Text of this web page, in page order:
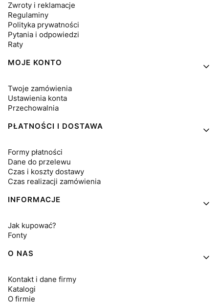
Zwroty i reklamacje
Regulaminy
Polityka prywatności
Pytania i odpowiedzi
Raty
MOJE KONTO
Twoje zamówienia
Ustawienia konta
Przechowalnia
PŁATNOŚCI I DOSTAWA
Formy płatności
Dane do przelewu
Czas i koszty dostawy
Czas realizacji zamówienia
INFORMACJE
Jak kupować?
Fonty
O NAS
Kontakt i dane firmy
Katalogi
O firmie